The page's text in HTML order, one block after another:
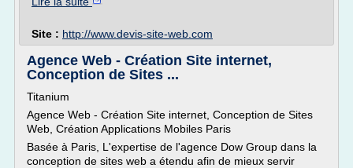
Site : http://www.devis-site-web.com
Agence Web - Création Site internet,
Conception de Sites ...
Titanium
Agence Web - Création Site internet, Conception de Sites
Web, Création Applications Mobiles Paris
Basée à Paris, L'expertise de l'agence Dow Group dans la
conception de sites web a étendu afin de mieux servir